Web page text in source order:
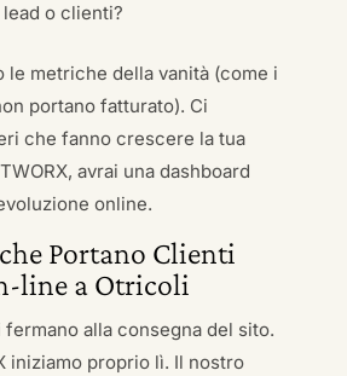
o clienti?
le metriche della vanità (come i
portano fatturato). Ci
che fanno crescere la tua
avrai una dashboard
online.
Portano Clienti
line a Otricoli
alla consegna del sito.
iniziamo proprio lì. Il nostro